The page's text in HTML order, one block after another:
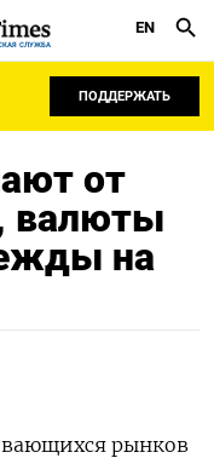
СЛУЖБА
EN
ПОДДЕРЖАТЬ
от
валюты
на
рынков